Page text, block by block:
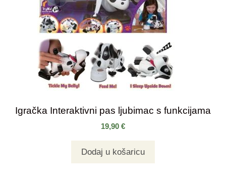
Igračka Interaktivni pas ljubimac s funkcijama
19,90 €
Dodaj u košaricu